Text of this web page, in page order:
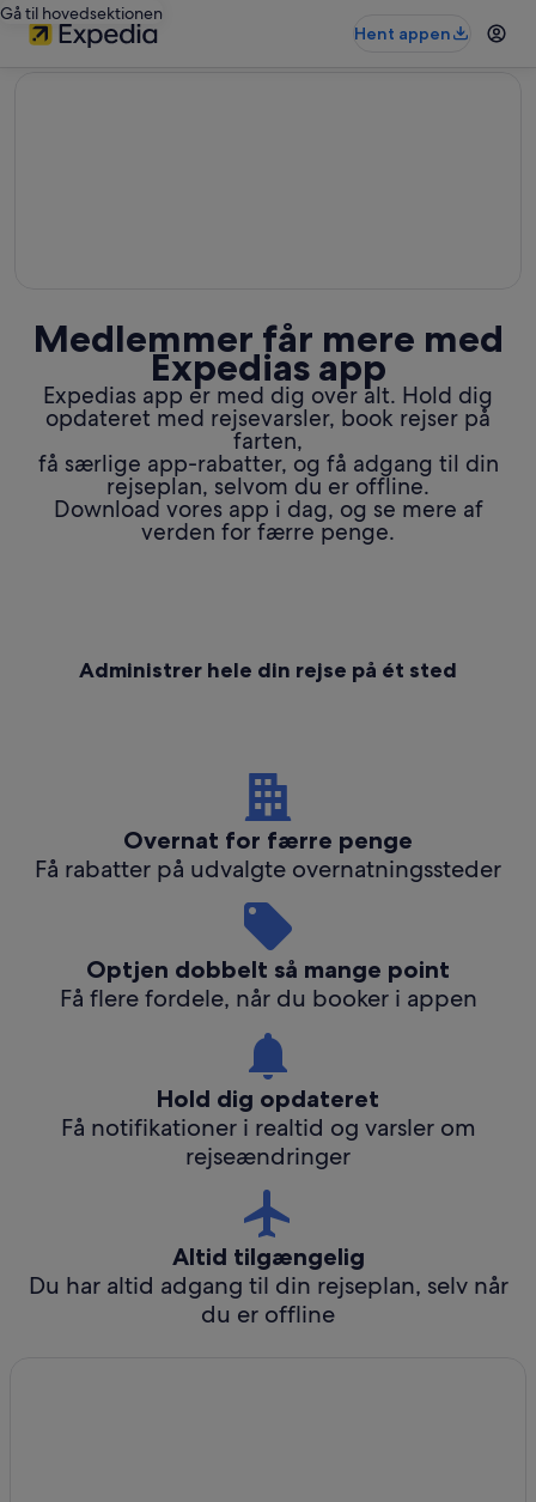
Gå til hovedsektionen
Hent appen
Medlemmer får mere med
Expedias app
Expedias app er med dig over alt. Hold dig
opdateret med rejsevarsler, book rejser på
farten,
få særlige app-rabatter, og få adgang til din
rejseplan, selvom du er offline.
Download vores app i dag, og se mere af
verden for færre penge.
Administrer hele din rejse på ét sted
Overnat for færre penge
Få rabatter på udvalgte overnatningssteder
Optjen dobbelt så mange point
Få flere fordele, når du booker i appen
Hold dig opdateret
Få notifikationer i realtid og varsler om
rejseændringer
Altid tilgængelig
Du har altid adgang til din rejseplan, selv når
du er offline